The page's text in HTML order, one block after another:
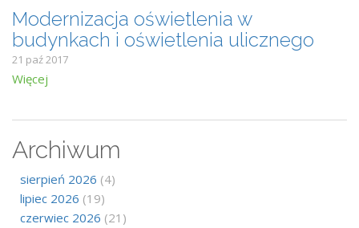
Modernizacja oświetlenia w
budynkach i oświetlenia ulicznego
21 paź 2017
Więcej
Archiwum
sierpień 2026 (4)
lipiec 2026 (19)
czerwiec 2026 (21)